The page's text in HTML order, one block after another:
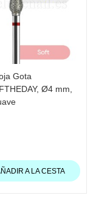
Gota
Ø4 mm,
A LA CESTA